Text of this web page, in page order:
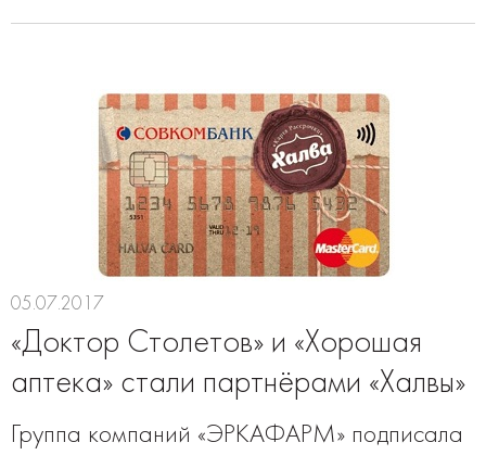
05.07.2017
«Доктор Столетов» и «Хорошая
аптека» стали партнёрами «Халвы»
Группа компаний «ЭРКАФАРМ» подписала